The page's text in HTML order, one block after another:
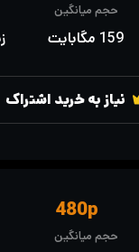
نیاز به خرید اشتراک
حجم میانگین
159 مگابایت
حجم میانگین
480p